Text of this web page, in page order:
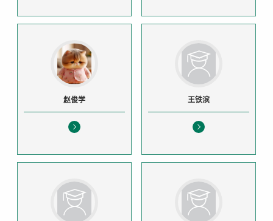
赵俊学 王铁滨